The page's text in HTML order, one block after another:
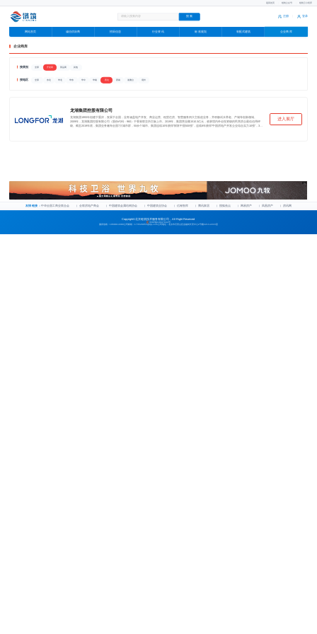
返回首页 链筑公众号 链筑云小程序
注册 登录
网站首页 诚信供应商 招采信息 行业资讯 标准规划 装配式建筑 企业商库
企业商库
按类别 全部 开发商 部品商 其他
按地区 全部 东北 华北 华东 华中 华南 西北 西南 港澳台 境外
龙湖集团控股有限公司
龙湖集团1993年创建于重庆，发展于全国，业务涵盖地产开发、商业运营、租赁住房、智慧服务四大主航道业务，并积极试水养老、产城等创新领域。
2009年，龙湖集团控股有限公司（股份代码：960）于香港联交所主板上市。2019年，集团营业额1510.3亿元，收获境内外全投资级的民营房企最佳信用评
级。截至2019年底，集团业务遍布全国7大城市群，50余个城市。集团连续10年获得“财富中国500强”，连续8年获得“中国房地产开发企业综合实力10强”，3次
进入展厅
广告
友情链接：中华全国工商业联合会 全联房地产商会 中国建筑金属结构协会 中国建筑业协会 亿翰智库 腾讯家居 搜狐焦点 网易房产 凤凰房产 房讯网
Copyright©北京链筑技术服务有限公司，All Right Reserved
京ICP备19047944号
服务热线：1068814380公司邮箱：173528055@qq.com公司地址：北京市石景山区金融街长安中心2号楼2213-2216室